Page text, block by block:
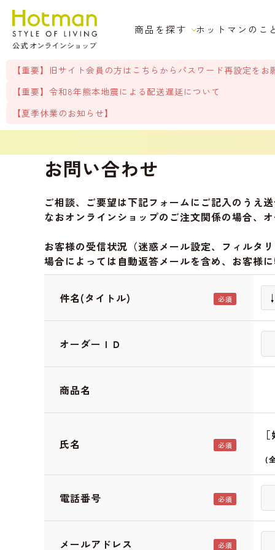
商品を探す ホットマンのこ
【重要】旧サイト会員の方はこちらからパスワード再設定をお
【重要】令和8年熊本地震による配送遅延について
【夏季休業のお知らせ】
お問い合わせ
ご相談、ご要望は下記フォームにご記入のうえ
なおオンラインショップのご注文関係の場合、
お客様の受信状況（迷惑メール設定、フィルタ
場合によっては自動返答メールを含め、お客様
件名(タイトル)
オーダーＩＤ
商品名
氏名
（
電話番号
メールアドレス